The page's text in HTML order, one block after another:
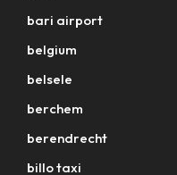
bari airport
belgium
belsele
berchem
berendrecht
billo taxi